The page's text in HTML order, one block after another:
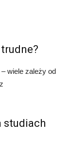
wiele zależy od
studiach